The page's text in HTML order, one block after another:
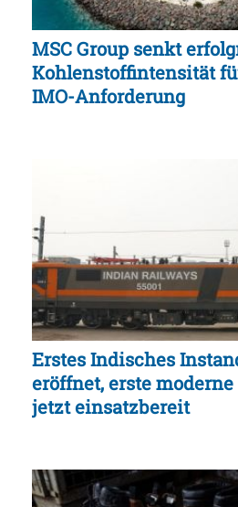
MSC Group senkt
Kohlenstoffintensität
IMO-Anforderung
Erstes Indisches
eröffnet, erste
jetzt einsatzbereit